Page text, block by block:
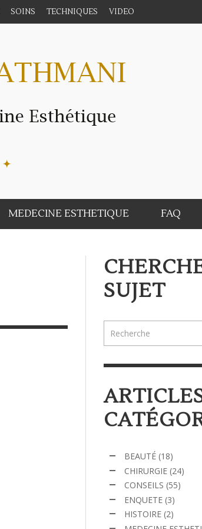
SOINS TECHNIQUES VIDEO
MEDECINE ESTHETIQUE FAQ
SUJET
BEAUTÉ (18)
CHIRURGIE (24)
CONSEILS (55)
ENQUETE (3)
HISTOIRE (2)